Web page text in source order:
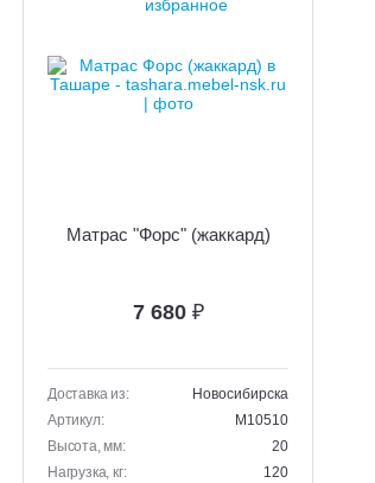
Матрас "Форс" (жаккард)
7 680 ₽
Доставка из:
Новосибирска
Артикул:
M10510
Высота, мм:
20
Нагрузка, кг:
120